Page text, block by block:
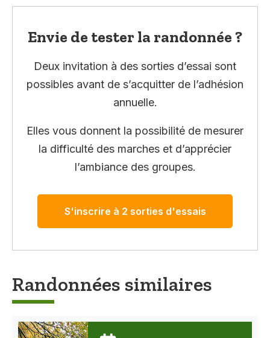
Envie de tester la randonnée ?
Deux invitation à des sorties d’essai sont
possibles avant de s’acquitter de l’adhésion
annuelle.
Elles vous donnent la possibilité de mesurer
la difficulté des marches et d’apprécier
l’ambiance des groupes.
S'inscrire à 2 sorties d'essais
Randonnées similaires